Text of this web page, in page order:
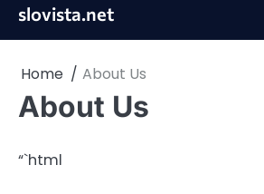
Skipslovista.net
Home About Us
About Us
“`html